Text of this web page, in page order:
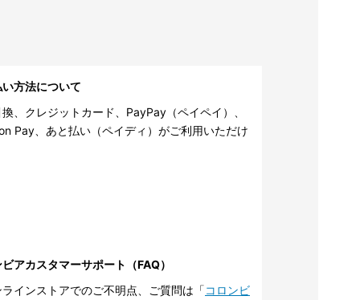
方法について
、クレジットカード、PayPay（ペイペイ）、
Pay、あと払い（ペイディ）がご利用いただけ
アカスタマーサポート（FAQ）
ラインストアでのご不明点、ご質問は「コロンビ